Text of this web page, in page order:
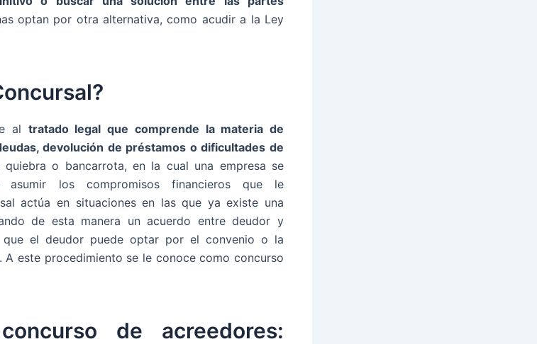
optan por otra alternativa, como acudir a la Ley
al tratado legal que comprende la materia de
devolución de préstamos o dificultades de
o bancarrota, en la cual una empresa se
los compromisos financieros que le
actúa en situaciones en las que ya existe una
de esta manera un acuerdo entre deudor y
que el deudor puede optar por el convenio o la
A este procedimiento se le conoce como concurso
de acreedores: